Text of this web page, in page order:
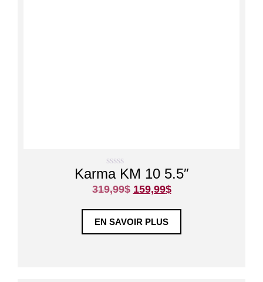
0
s
u
5
Karma KM 10 5.5″
319,99$ 159,99$
EN SAVOIR PLUS